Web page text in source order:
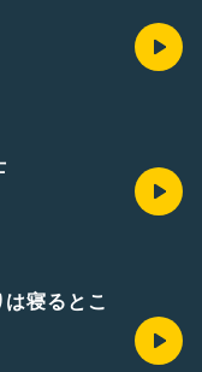
寝るとこ